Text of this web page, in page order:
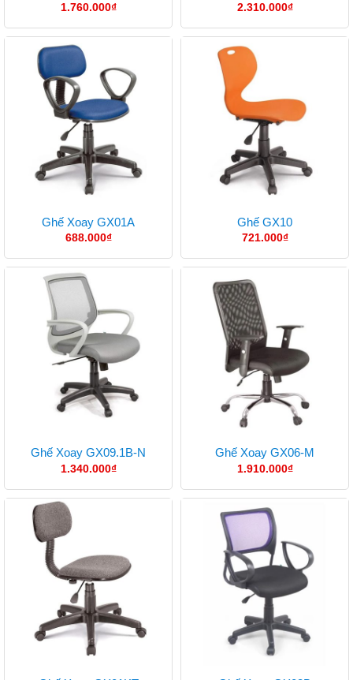
1.760.000₫ 2.310.000₫
Ghế Xoay GX01A
688.000₫
Ghế GX10
721.000₫
Ghế Xoay GX09.1B-N
1.340.000₫
Ghế Xoay GX06-M
1.910.000₫